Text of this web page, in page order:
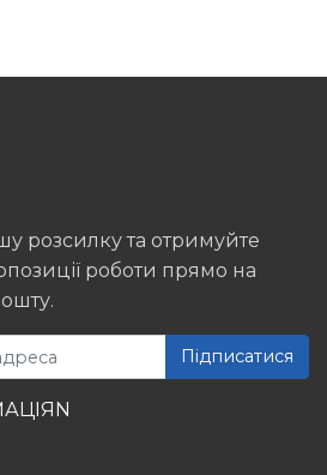
розсилку та отримуйте
роботи прямо на
Підписатися